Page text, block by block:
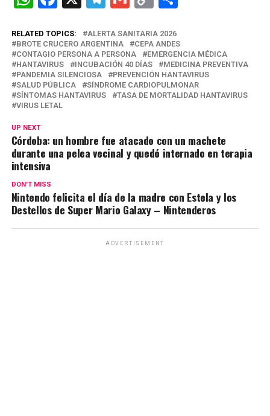
at
s
A
p
p
ce
b
o
o
k
e
gr
a
m
ail py
Li
n
k
m
p
ar
tir
RELATED TOPICS:
ALERTA SANITARIA 2026
BROTE CRUCERO ARGENTINA
CEPA ANDES
CONTAGIO PERSONA A PERSONA
EMERGENCIA MÉDICA
HANTAVIRUS
INCUBACIÓN 40 DÍAS
MEDICINA PREVENTIVA
PANDEMIA SILENCIOSA
PREVENCIÓN HANTAVIRUS
SALUD PÚBLICA
SÍNDROME CARDIOPULMONAR
SÍNTOMAS HANTAVIRUS
TASA DE MORTALIDAD HANTAVIRUS
VIRUS LETAL
UP NEXT
Córdoba: un hombre fue atacado con un machete
durante una pelea vecinal y quedó internado en terapia
intensiva
DON'T MISS
Nintendo felicita el día de la madre con Estela y los
Destellos de Super Mario Galaxy – Nintenderos
ADVERTISEMENT